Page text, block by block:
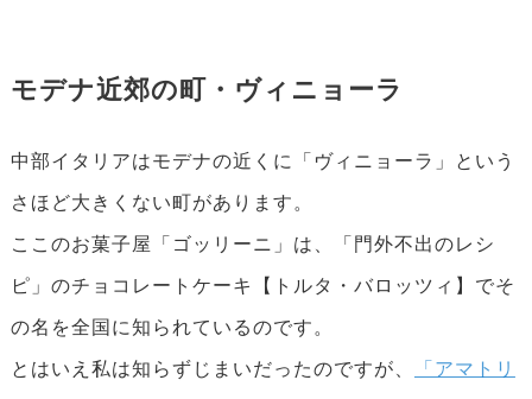
モデナ近郊の町・ヴィニョーラ
中部イタリアはモデナの近くに「ヴィニョーラ」という
さほど大きくない町があります。
ここのお菓子屋「ゴッリーニ」は、「門外不出のレシ
ピ」のチョコレートケーキ【トルタ・バロッツィ】でそ
の名を全国に知られているのです。
とはいえ私は知らずじまいだったのですが、 「アマトリ